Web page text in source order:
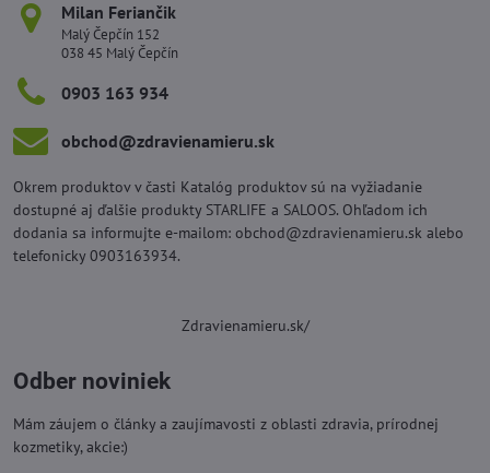
Milan Feriančik
Malý Čepčín 152
038 45 Malý Čepčín
0903 163 934
obchod​@zdravienamieru​.sk
Okrem produktov v časti Katalóg produktov sú na vyžiadanie
dostupné aj ďalšie produkty STARLIFE a SALOOS. Ohľadom ich
dodania sa informujte e-mailom: obchod@zdravienamieru.sk alebo
telefonicky 0903163934.
Zdravienamieru.sk/
Odber noviniek
Mám záujem o články a zaujímavosti z oblasti zdravia, prírodnej
kozmetiky, akcie:)